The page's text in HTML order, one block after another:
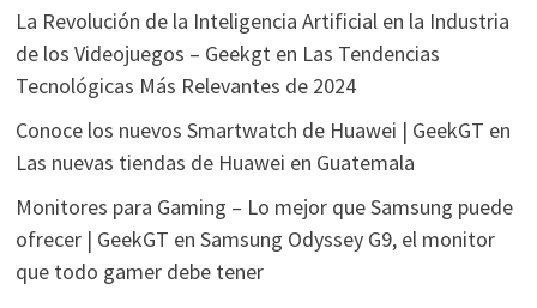
La Revolución de la Inteligencia Artificial en la Industria
de los Videojuegos – Geekgt en Las Tendencias
Tecnológicas Más Relevantes de 2024
Conoce los nuevos Smartwatch de Huawei | GeekGT en
Las nuevas tiendas de Huawei en Guatemala
Monitores para Gaming – Lo mejor que Samsung puede
ofrecer | GeekGT en Samsung Odyssey G9, el monitor
que todo gamer debe tener